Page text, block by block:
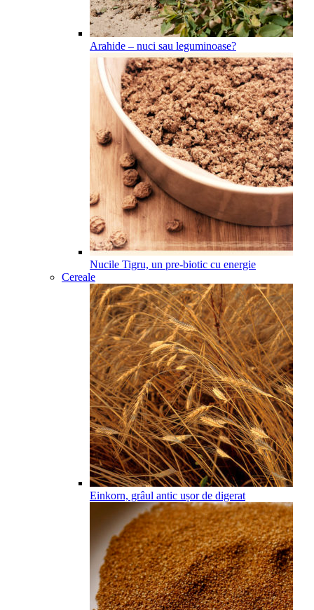
Arahide – nuci sau leguminoase?
Nucile Tigru, un pre-biotic cu energie
Cereale
Einkorn, grâul antic ușor de digerat